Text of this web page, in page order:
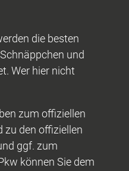
die besten
und
Wer hier nicht
zum offiziellen
den offiziellen
ggf. zum
können Sie dem